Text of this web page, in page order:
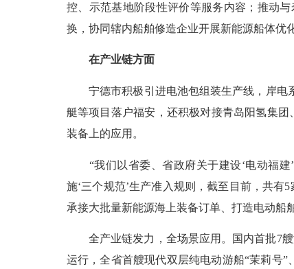
控、示范基地阶段性评价等服务内容；推动
换，协同辖内船舶修造企业开展新能源船体优
在产业链方面
宁德市积极引进电池包组装生产线，岸电
艇等项目落户福安，还积极对接青岛阳氢集
装备上的应用。
“我们以省委、省政府关于建设‘电动福建’
施‘三个规范’生产准入规则，截至目前，共
承接大批量新能源海上装备订单、打造电动船
全产业链发力，全场景应用。国内首批7艘
运行，全省首艘现代双层纯电动游船“茉莉号